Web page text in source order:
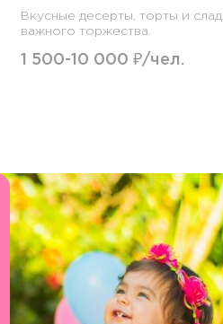
Вкусные десерты, торты и
важного торжества.
1 500-10 000 ₽/чел.